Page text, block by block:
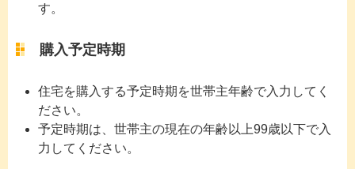
す。
購入予定時期
住宅を購入する予定時期を世帯主年齢で入力してく
ださい。
予定時期は、世帯主の現在の年齢以上99歳以下で入
力してください。